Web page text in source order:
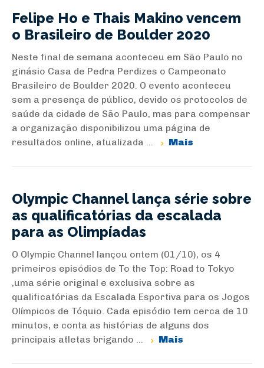
Felipe Ho e Thais Makino vencem
o Brasileiro de Boulder 2020
Neste final de semana aconteceu em São Paulo no
ginásio Casa de Pedra Perdizes o Campeonato
Brasileiro de Boulder 2020. O evento aconteceu
sem a presença de público, devido os protocolos de
saúde da cidade de São Paulo, mas para compensar
a organização disponibilizou uma página de
resultados online, atualizada ...
Mais
Olympic Channel lança série sobre
as qualificatórias da escalada
para as Olimpíadas
O Olympic Channel lançou ontem (01/10), os 4
primeiros episódios de To the Top: Road to Tokyo
,uma série original e exclusiva sobre as
qualificatórias da Escalada Esportiva para os Jogos
Olímpicos de Tóquio. Cada episódio tem cerca de 10
minutos, e conta as histórias de alguns dos
principais atletas brigando ...
Mais